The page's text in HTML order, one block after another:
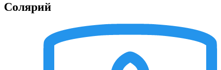
Солярий